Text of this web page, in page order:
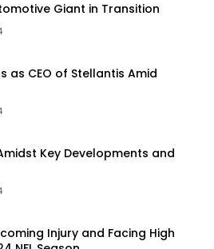
Giant in Transition
as CEO of Stellantis Amid
Key Developments and
Injury and Facing High